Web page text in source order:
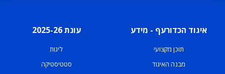
איגוד הכדורעף - מידע
תוכן מקצועי
מבנה האיגוד
עונת 2025-26
ליגות
סטטיסטיקה